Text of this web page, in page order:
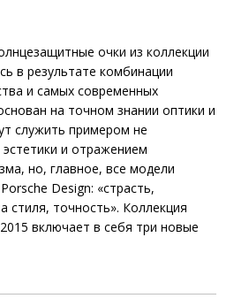
очки из коллекции
в результате комбинации
и самых современных
на точном знании оптики и
служить примером не
и отражением
но, главное, все модели
Design: «страсть,
стиля, точность». Коллекция
включает в себя три новые